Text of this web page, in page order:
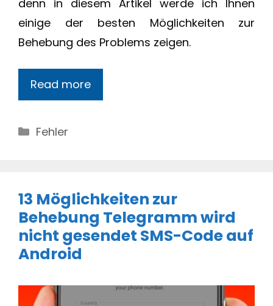
denn in diesem Artikel werde ich Ihnen
einige der besten Möglichkeiten zur
Behebung des Problems zeigen.
Read more
Categories
Fehler
13 Möglichkeiten zur
Behebung Telegramm wird
nicht gesendet SMS-Code auf
Android